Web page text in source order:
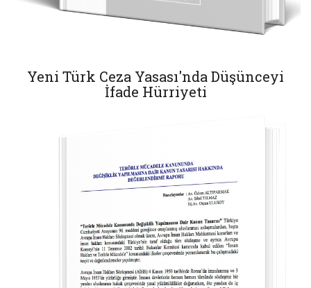
Yeni Türk Ceza Yasası'nda Düşünceyi
İfade Hürriyeti